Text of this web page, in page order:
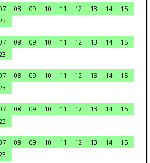
08 09 10 11 12 13 14
15
08 09 10 11 12 13 14
15
08 09 10 11 12 13 14
15
08 09 10 11 12 13 14
15
08 09 10 11 12 13 14
15